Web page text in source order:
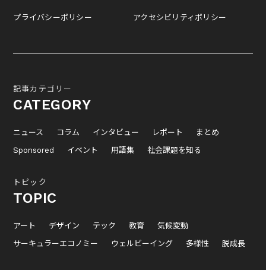
プライバシーポリシー アクセシビリティポリシー
記事カテゴリー
CATEGORY
ニュース コラム インタビュー レポート
まとめ
Sponsored
イベント 用語集 社会課題を知る
トピック
TOPIC
アート デザイン テック 教育
気候変動
サーキュラーエコノミー
ウェルビーイング 多様性 脱成長